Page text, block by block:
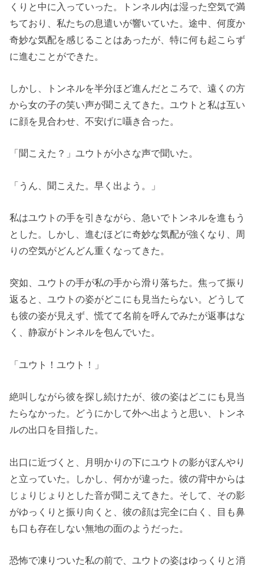
くりと中に入っていった。トンネル内は湿った空気で満
ちており、私たちの息遣いが響いていた。途中、何度か
奇妙な気配を感じることはあったが、特に何も起こらず
に進むことができた。
しかし、トンネルを半分ほど進んだところで、遠くの方
から女の子の笑い声が聞こえてきた。ユウトと私は互い
に顔を見合わせ、不安げに囁き合った。
「聞こえた？」ユウトが小さな声で聞いた。
「うん、聞こえた。早く出よう。」
私はユウトの手を引きながら、急いでトンネルを進もう
とした。しかし、進むほどに奇妙な気配が強くなり、周
りの空気がどんどん重くなってきた。
突如、ユウトの手が私の手から滑り落ちた。焦って振り
返ると、ユウトの姿がどこにも見当たらない。どうして
も彼の姿が見えず、慌てて名前を呼んでみたが返事はな
く、静寂がトンネルを包んでいた。
「ユウト！ユウト！」
絶叫しながら彼を探し続けたが、彼の姿はどこにも見当
たらなかった。どうにかして外へ出ようと思い、トンネ
ルの出口を目指した。
出口に近づくと、月明かりの下にユウトの影がぼんやり
と立っていた。しかし、何かが違った。彼の背中からは
じょりじょりとした音が聞こえてきた。そして、その影
がゆっくりと振り向くと、彼の顔は完全に白く、目も鼻
も口も存在しない無地の面のようだった。
恐怖で凍りついた私の前で、ユウトの姿はゆっくりと消